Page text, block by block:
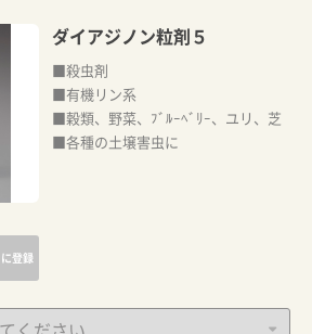
登録
ダイアジノン粒剤５
■殺虫剤
■有機リン系
■穀類、野菜、ﾌﾞﾙｰﾍﾞﾘｰ、ユリ、芝
■各種の土壌害虫に